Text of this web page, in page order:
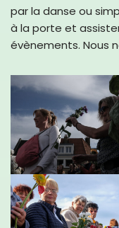
par la danse ou
à la porte et
évènements. Nous